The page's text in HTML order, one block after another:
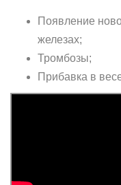
Появление
железах;
Тромбозы;
Прибавка в